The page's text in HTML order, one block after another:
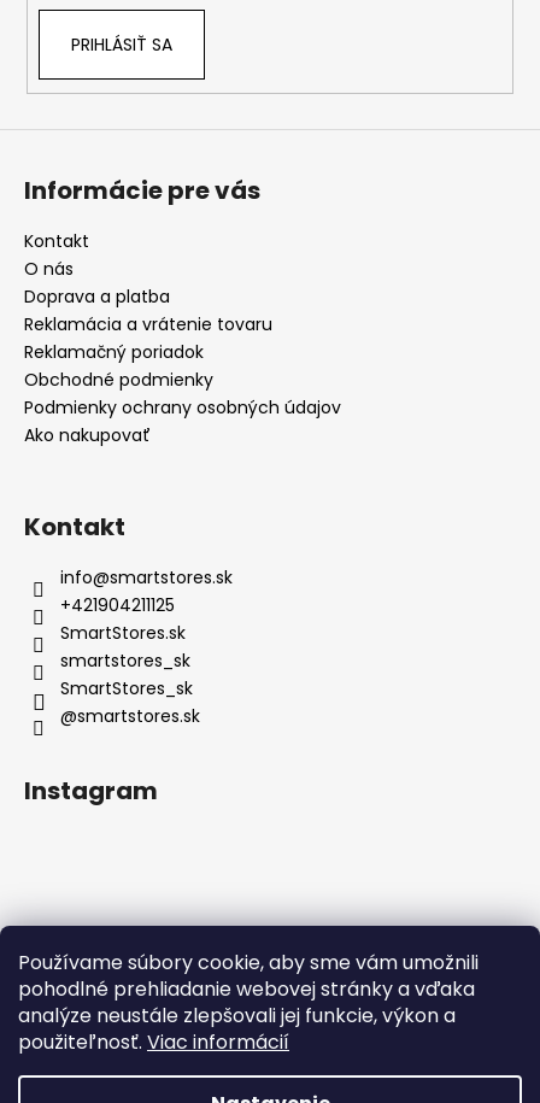
Používame súbory cookie, aby sme vám umožnili
pohodlné prehliadanie webovej stránky a vďaka
analýze neustále zlepšovali jej funkcie, výkon a
použiteľnosť. Viac informácií
PRIHLÁSIŤ SA
Informácie pre vás
Kontakt
O nás
Doprava a platba
Reklamácia a vrátenie tovaru
Reklamačný poriadok
Obchodné podmienky
Podmienky ochrany osobných údajov
Ako nakupovať
Kontakt
info@smartstores.sk
+421904211125
SmartStores.sk
smartstores_sk
SmartStores_sk
@smartstores.sk
Instagram
Sledovať na Instagrame